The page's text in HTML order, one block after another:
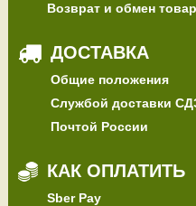
Возврат и обмен
ДОСТАВКА
Общие положения
Службой доставки
Почтой России
КАК ОПЛАТИТЬ
Sber Pay